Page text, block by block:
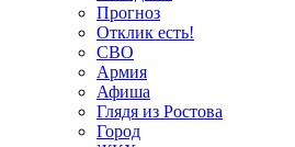
Прогноз
Отклик есть!
СВО
Армия
Афиша
Глядя из Ростова
Город